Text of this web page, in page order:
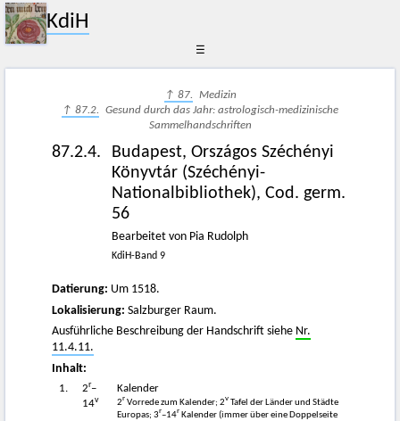
KdiH
☰
↑ 87. Medizin
↑ 87.2. Gesund durch das Jahr: astrologisch-medizinische
Sammelhandschriften
87.2.4.
Budapest, Országos Széchényi
Könyvtár (Széchényi-
Nationalbibliothek), Cod. germ.
56
Bearbeitet von Pia Rudolph
KdiH-Band 9
Datierung: Um 1518.
Lokalisierung: Salzburger Raum.
Ausführliche Beschreibung der Handschrift siehe Nr.
11.4.11.
Inhalt:
1. 2r–
14v
Kalender
2r Vorrede zum Kalender; 2v Tafel der Länder und Städte
Europas; 3r–14r Kalender (immer über eine Doppelseite